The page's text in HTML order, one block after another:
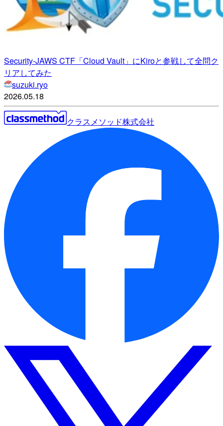
Security-JAWS CTF「Cloud Vault」にKiroと参戦して全問ク
リアしてみた
suzuki.ryo
2026.05.18
クラスメソッド株式会社